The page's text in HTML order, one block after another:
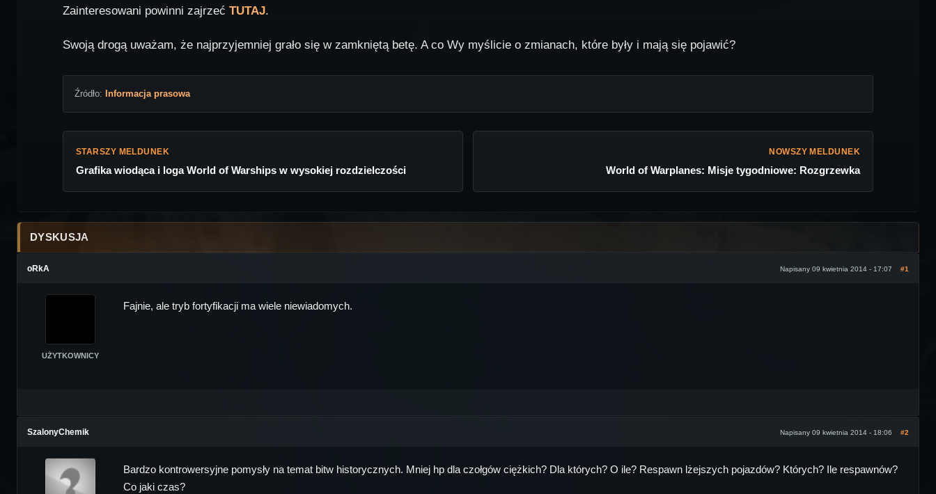
Zainteresowani powinni zajrzeć TUTAJ.
Swoją drogą uważam, że najprzyjemniej grało się w zamkniętą betę. A co Wy myślicie o zmianach, które były i mają się pojawić?
Źródło: Informacja prasowa
STARSZY MELDUNEK
Grafika wiodąca i loga World of Warships w wysokiej rozdzielczości
NOWSZY MELDUNEK
World of Warplanes: Misje tygodniowe: Rozgrzewka
DYSKUSJA
oRkA Napisany 09 kwietnia 2014 - 17:07 #1
UŻYTKOWNICY
Fajnie, ale tryb fortyfikacji ma wiele niewiadomych.
SzalonyChemik Napisany 09 kwietnia 2014 - 18:06 #2
Bardzo kontrowersyjne pomysły na temat bitw historycznych. Mniej hp dla czołgów ciężkich? Dla których? O ile? Respawn lżejszych pojazdów? Których? Ile respawnów?
Co jaki czas?